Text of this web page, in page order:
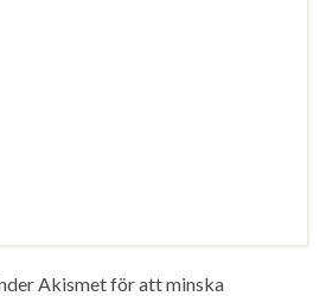
Akismet för att minska